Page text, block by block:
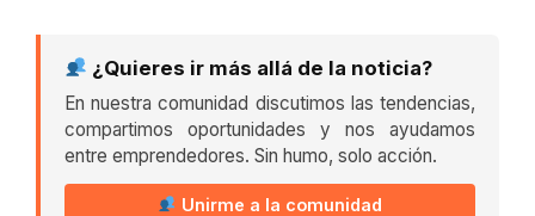
¿Quieres ir más allá de la noticia?
En nuestra comunidad discutimos las tendencias,
compartimos oportunidades y nos ayudamos
entre emprendedores. Sin humo, solo acción.
Unirme a la comunidad